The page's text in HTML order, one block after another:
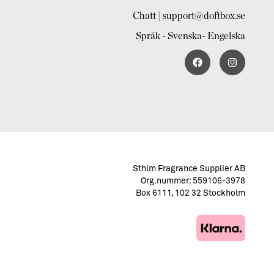
Chatt | support@doftbox.se
Språk - Svenska- Engelska
Sthlm Fragrance Supplier AB
Org.nummer: 559106-3978
Box 6111, 102 32 Stockholm